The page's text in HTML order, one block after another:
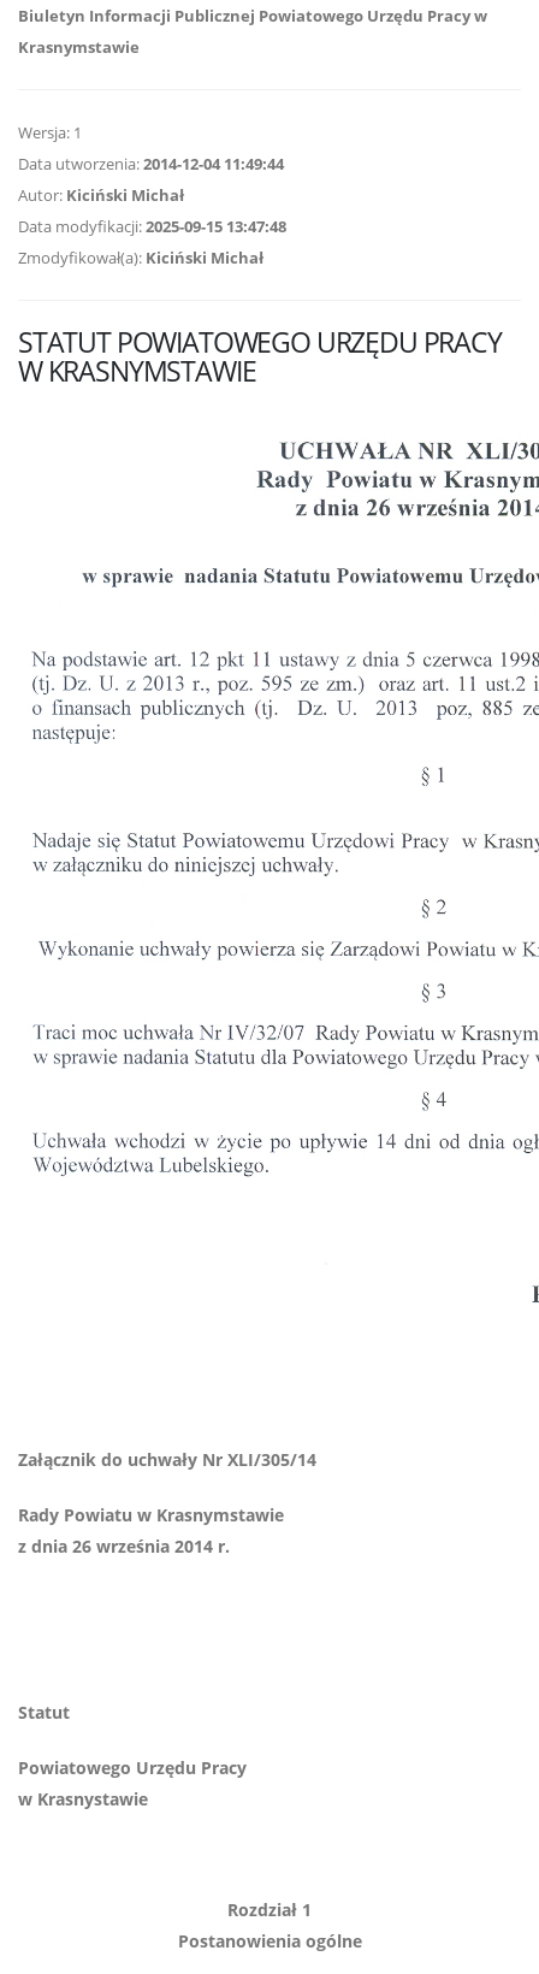
Biuletyn Informacji Publicznej Powiatowego Urzędu Pracy w
Krasnymstawie
Wersja: 1
Data utworzenia:2014-12-04 11:49:44
Autor: Kiciński Michał
Data modyfikacji:2025-09-15 13:47:48
Zmodyfikował(a): Kiciński Michał
STATUT POWIATOWEGO URZĘDU PRACY
W KRASNYMSTAWIE
Załącznik do uchwały Nr XLI/305/14
Rady Powiatu w Krasnymstawie
z dnia 26 września 2014 r.
Statut
Powiatowego Urzędu Pracy
w Krasnystawie
Rozdział 1
Postanowienia ogólne